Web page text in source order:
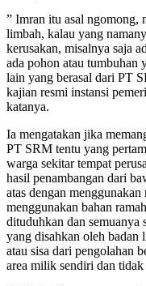
” Imran itu asal ngomong,
limbah, kalau yang
kerusakan, misalnya saja
ada pohon atau tumbuhan
lain yang berasal dari PT
kajian resmi instansi
katanya.
Ia mengatakan jika
PT SRM tentu yang
warga sekitar tempat
hasil penambangan dari
atas dengan
menggunakan bahan
dituduhkan dan semuanya
yang disahkan oleh
atau sisa dari pengolahan
area milik sendiri dan